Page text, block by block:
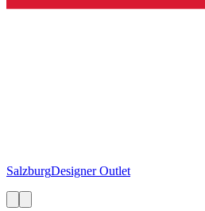
SalzburgDesigner Outlet